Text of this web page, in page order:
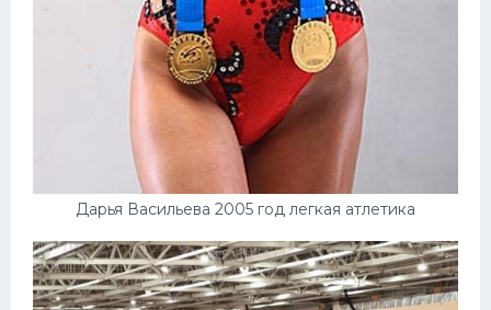
Дарья Васильева 2005 год легкая атлетика